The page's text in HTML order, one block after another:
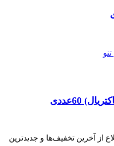
60عددی
از آخرین تخفیف‌ها و جدیدترین